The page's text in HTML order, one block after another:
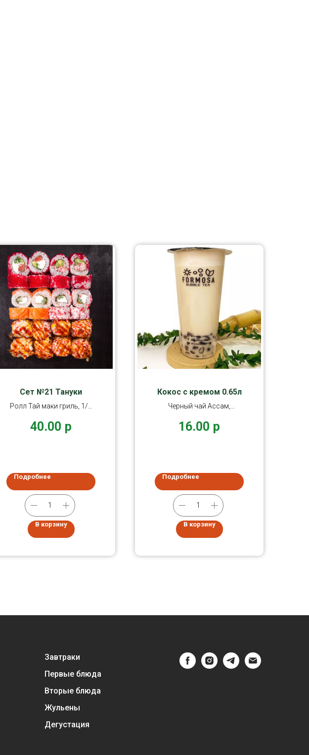
Сет №21 Тануки
Ролл Тай маки гриль, 1/2
40.00 р
Подробнее
В корзину
Кокос с кремом 0.65л
Черный чай Ассам,
крем-брюле.
16.00 р
Подробнее
В корзину
Завтраки
Первые блюда
Вторые блюда
Жульены
Дегустация